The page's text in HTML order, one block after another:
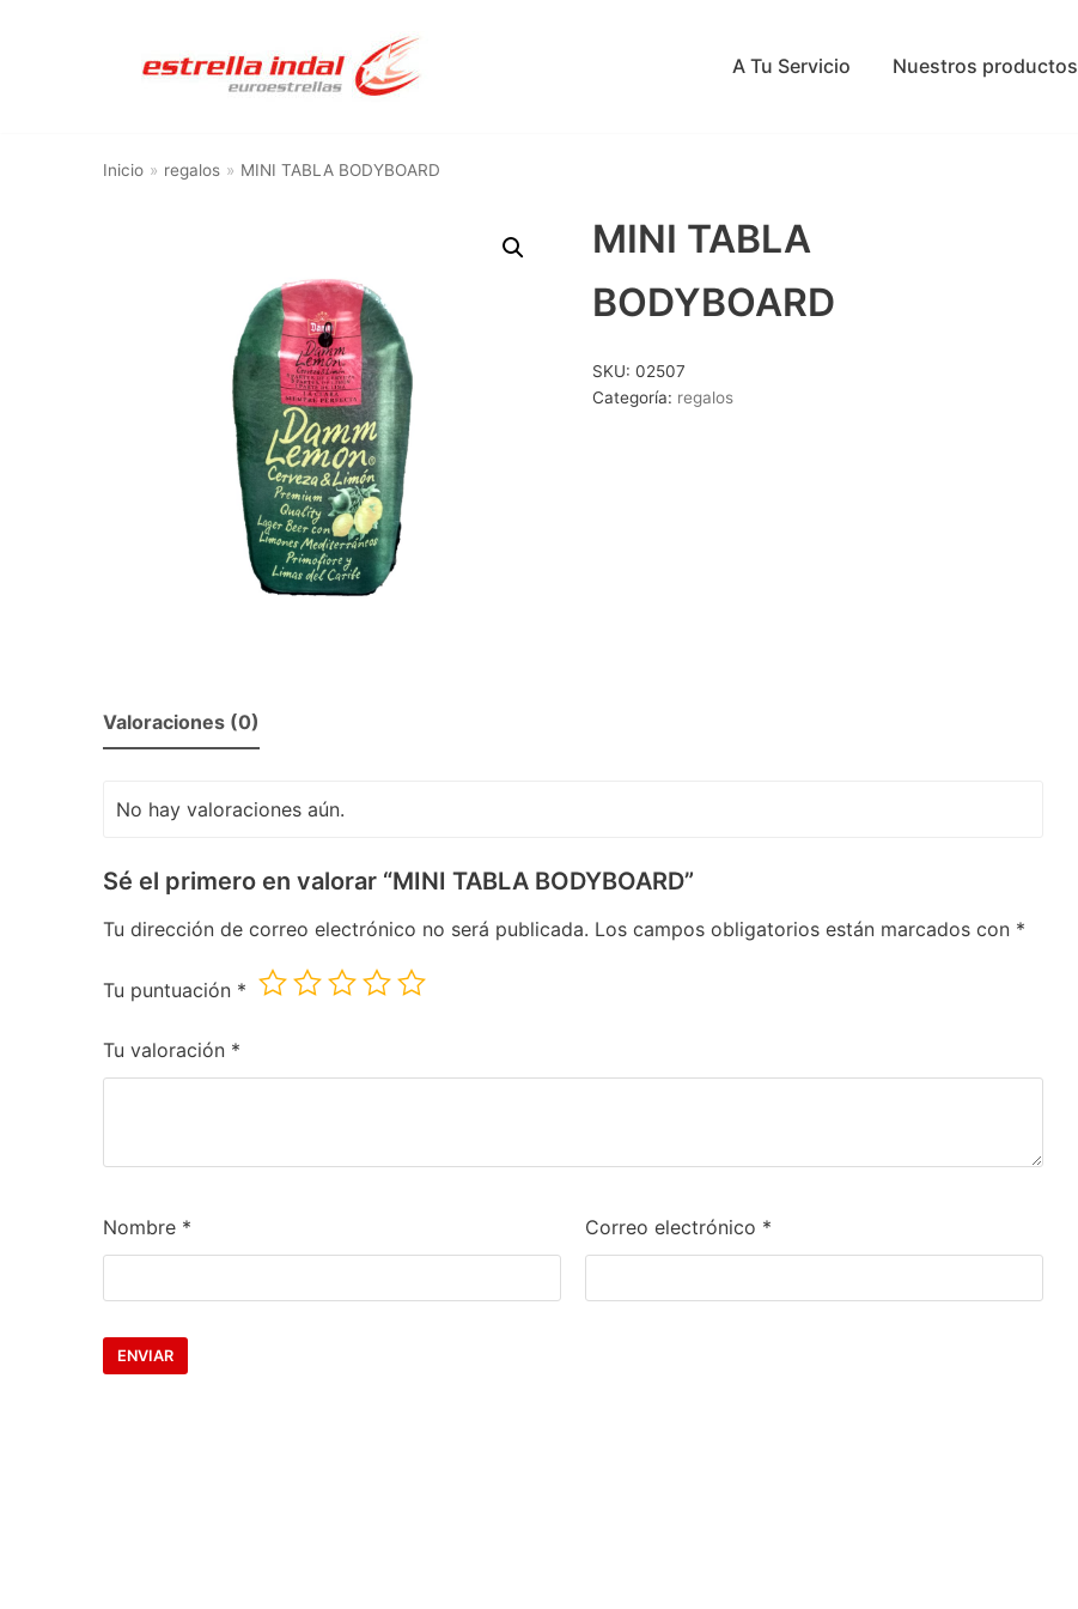
A Tu Servicio Nuestros productos
Inicio » regalos » MINI TABLA BODYBOARD
MINI TABLA
BODYBOARD
SKU: 02507
Categoría: regalos
Valoraciones (0)
No hay valoraciones aún.
Sé el primero en valorar “MINI TABLA BODYBOARD”
Tu dirección de correo electrónico no será publicada. Los campos obligatorios están marcados con *
Tu puntuación *
Tu valoración *
Nombre * Correo electrónico *